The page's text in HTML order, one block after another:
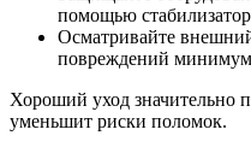
помощью
Осматривайте
повреждений минимум
Хороший уход значительно
уменьшит риски поломок.